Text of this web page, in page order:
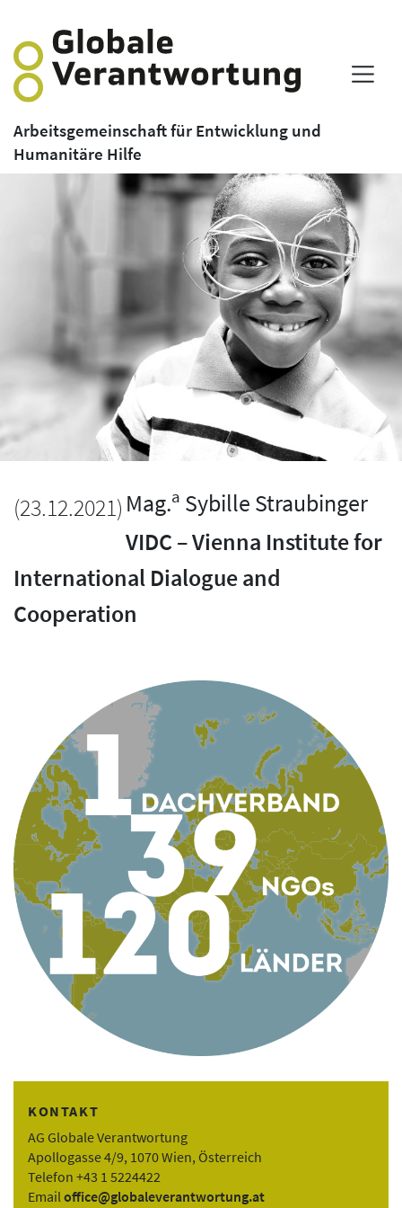
Arbeitsgemeinschaft für Entwicklung und
Humanitäre Hilfe
(23.12.2021) Mag.a Sybille Straubinger
VIDC – Vienna Institute for
International Dialogue and
Cooperation
KONTAKT
AG Globale Verantwortung
Apollogasse 4/9, 1070 Wien, Österreich
Telefon +43 1 5224422
Email office@globaleverantwortung.at